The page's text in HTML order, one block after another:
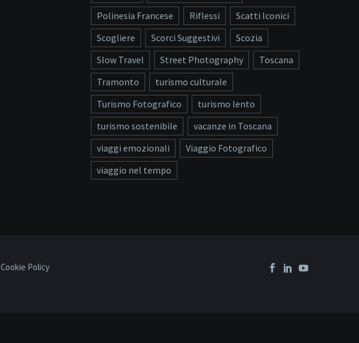
Polinesia Francese
Riflessi
Scatti Iconici
Scogliere
Scorci Suggestivi
Scozia
Slow Travel
Street Photography
Toscana
Tramonto
turismo culturale
Turismo Fotografico
turismo lento
turismo sostenibile
vacanze in Toscana
viaggi emozionali
Viaggio Fotografico
viaggio nel tempo
Cookie Policy